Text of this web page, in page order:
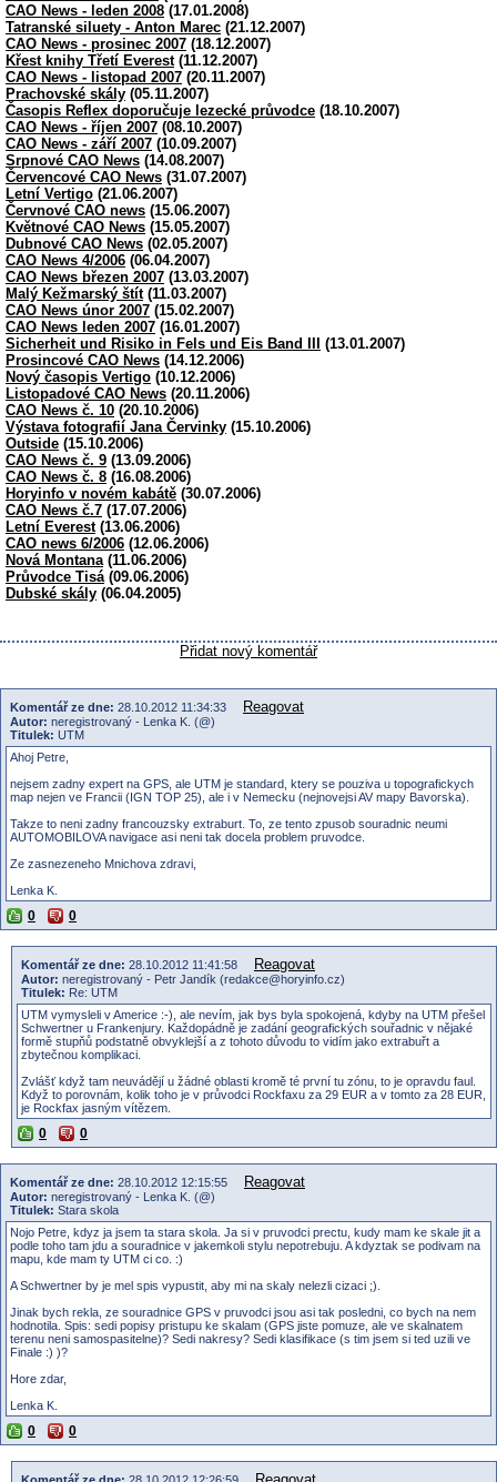
CAO News - leden 2008 (17.01.2008)
Tatranské siluety - Anton Marec (21.12.2007)
CAO News - prosinec 2007 (18.12.2007)
Křest knihy Třetí Everest(11.12.2007)
CAO News - listopad 2007 (20.11.2007)
Prachovské skály (05.11.2007)
Časopis Reflex doporučuje lezecké průvodce (18.10.2007)
CAO News - říjen 2007 (08.10.2007)
CAO News - září 2007 (10.09.2007)
Srpnové CAO News (14.08.2007)
Červencové CAO News (31.07.2007)
Letní Vertigo (21.06.2007)
Červnové CAO news (15.06.2007)
Květnové CAO News (15.05.2007)
Dubnové CAO News (02.05.2007)
CAO News 4/2006 (06.04.2007)
CAO News březen 2007 (13.03.2007)
Malý Kežmarský štít(11.03.2007)
CAO News únor 2007 (15.02.2007)
CAO News leden 2007 (16.01.2007)
Sicherheit und Risiko in Fels und Eis Band III
(13.01.2007)
Prosincové CAO News (14.12.2006)
Nový časopis Vertigo (10.12.2006)
Listopadové CAO News (20.11.2006)
CAO News č. 10 (20.10.2006)
Výstava fotografií Jana Červinky (15.10.2006)
Outside (15.10.2006)
CAO News č. 9 (13.09.2006)
CAO News č. 8 (16.08.2006)
Horyinfo v novém kabátě (30.07.2006)
CAO News č.7 (17.07.2006)
Letní Everest(13.06.2006)
CAO news 6/2006 (12.06.2006)
Nová Montana(11.06.2006)
Průvodce Tisá(09.06.2006)
Dubské skály (06.04.2005)
Přidat nový komentář
Komentář ze dne: 28.10.2012 11:34:33 Reagovat
Autor: neregistrovaný - Lenka K. (@)
Titulek: UTM
Ahoj Petre,
nejsem zadny expert na GPS, ale UTM je standard, ktery se pouziva u topografickych
map nejen ve Francii (IGN TOP 25), ale i v Nemecku (nejnovejsi AV mapy Bavorska).
Takze to neni zadny francouzsky extraburt. To, ze tento zpusob souradnic neumi
AUTOMOBILOVA navigace asi neni tak docela problem pruvodce.
Ze zasnezeneho Mnichova zdravi,
Lenka K.
0 0
Komentář ze dne: 28.10.2012 11:41:58 Reagovat
Autor: neregistrovaný - Petr Jandík (redakce@horyinfo.cz)
Titulek: Re: UTM
UTM vymysleli v Americe :-), ale nevím, jak bys byla spokojená, kdyby na UTM přešel
Schwertner u Frankenjury. Každopádně je zadání geografických souřadnic v nějaké
formě stupňů podstatně obvyklejší a z tohoto důvodu to vidím jako extrabuřt a
zbytečnou komplikaci.
Zvlášť když tam neuvádějí u žádné oblasti kromě té první tu zónu, to je opravdu faul.
Když to porovnám, kolik toho je v průvodci Rockfaxu za 29 EUR a v tomto za 28 EUR,
je Rockfax jasným vítězem.
0 0
Komentář ze dne: 28.10.2012 12:15:55 Reagovat
Autor: neregistrovaný - Lenka K. (@)
Titulek: Stara skola
Nojo Petre, kdyz ja jsem ta stara skola. Ja si v pruvodci prectu, kudy mam ke skale jit a
podle toho tam jdu a souradnice v jakemkoli stylu nepotrebuju. A kdyztak se podivam na
mapu, kde mam ty UTM ci co. :)
A Schwertner by je mel spis vypustit, aby mi na skaly nelezli cizaci ;).
Jinak bych rekla, ze souradnice GPS v pruvodci jsou asi tak posledni, co bych na nem
hodnotila. Spis: sedi popisy pristupu ke skalam (GPS jiste pomuze, ale ve skalnatem
terenu neni samospasitelne)? Sedi nakresy? Sedi klasifikace (s tim jsem si ted uzili ve
Finale :) )?
Hore zdar,
Lenka K.
0 0